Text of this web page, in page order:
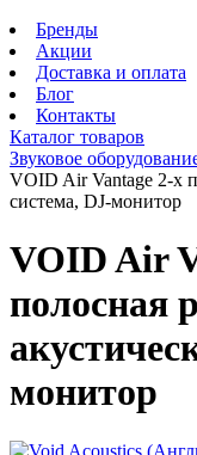
Бренды
Акции
Доставка и оплата
Блог
Контакты
Каталог товаров
Звуковое
VOID Air Vantage 2-х
система, DJ-монитор
VOID Air
полосная
монитор